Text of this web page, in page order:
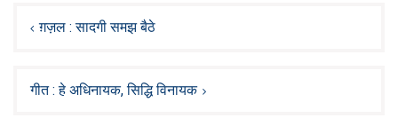
navigation
ग़ज़ल : सादगी समझ बैठे
गीत : हे अधिनायक, सिद्धि विनायक